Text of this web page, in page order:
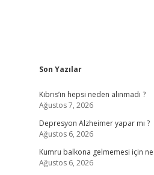
Sidebar
Son Yazılar
Kıbrıs’ın hepsi neden alınmadı ?
Ağustos 7, 2026
Depresyon Alzheimer yapar mı ?
Ağustos 6, 2026
Kumru balkona gelmemesi için ne
Ağustos 6, 2026